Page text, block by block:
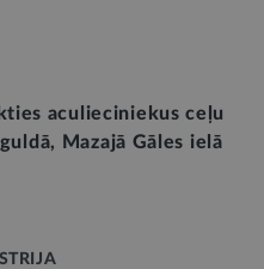
aculieciniekus ceļu
Mazajā Gāles ielā